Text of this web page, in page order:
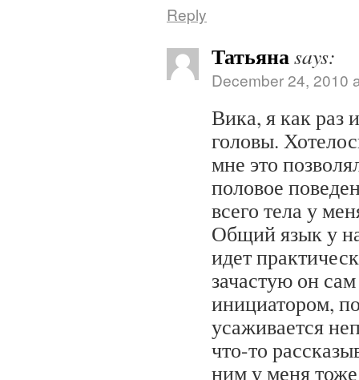
Reply
Татьянаsays:
December 24, 2010
Вика, я как раз
головы.
мне это
половое
всего тела у
Общий язык у
идет
зачастую он
инициатором,
усаживается
что-то
ним у меня